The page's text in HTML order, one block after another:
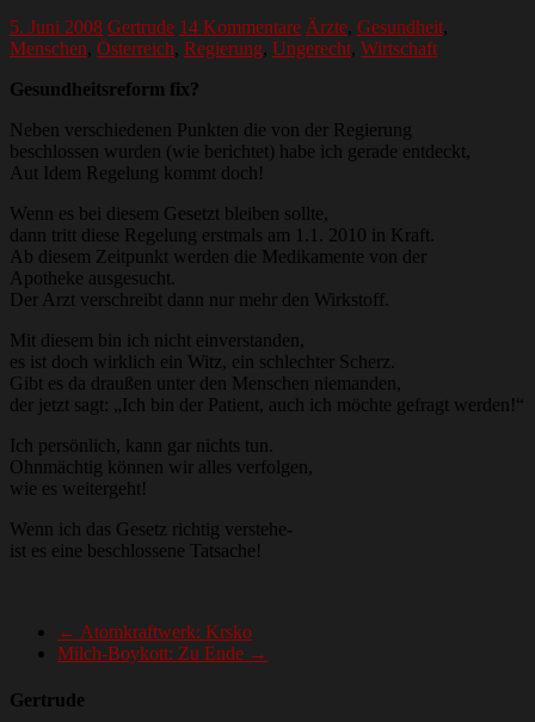
5. Juni 2008 Gertrude 14 Kommentare Ärzte, Gesundheit,
Menschen, Österreich, Regierung, Ungerecht, Wirtschaft
Gesundheitsreform fix?
Neben verschiedenen Punkten die von der Regierung
beschlossen wurden (wie berichtet) habe ich gerade entdeckt,
Aut Idem Regelung kommt doch!
Wenn es bei diesem Gesetzt bleiben sollte,
dann tritt diese Regelung erstmals am 1.1. 2010 in Kraft.
Ab diesem Zeitpunkt werden die Medikamente von der
Apotheke ausgesucht.
Der Arzt verschreibt dann nur mehr den Wirkstoff.
Mit diesem bin ich nicht einverstanden,
es ist doch wirklich ein Witz, ein schlechter Scherz.
Gibt es da draußen unter den Menschen niemanden,
der jetzt sagt: „Ich bin der Patient, auch ich möchte gefragt werden!“
Ich persönlich, kann gar nichts tun.
Ohnmächtig können wir alles verfolgen,
wie es weitergeht!
Wenn ich das Gesetz richtig verstehe-
ist es eine beschlossene Tatsache!
← Atomkraftwerk: Krsko
Milch-Boykott: Zu Ende →
Gertrude